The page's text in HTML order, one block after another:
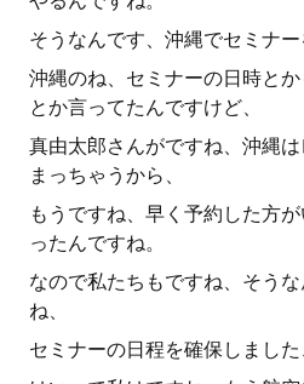
そうなんです、沖縄でセミナー
沖縄のね、セミナーの日時と
とか言ってたんですけど、
真由太郎さんがですね、沖縄
まっちゃうから、
もうですね、早く予約した方
ったんですね。
なので私たちもですね、そう
ね、
セミナーの日程を確保しました